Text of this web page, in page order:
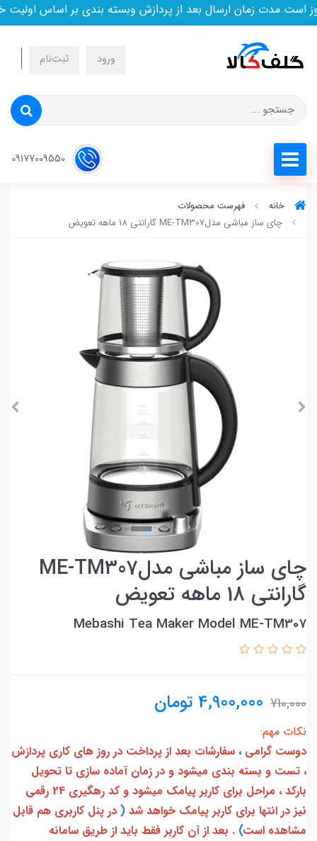
زمان ارسال بعد از پردازش وبسته بندی بر اساس اولیت
ورود ثبت‌نام
خانه
فهرست محصولات
چای ساز مباشی مدلME-TM307 گارانتی 18 ماهه تعویض
چای ساز مباشی مدلME-TM307
گارانتی 18 ماهه تعویض
Mebashi Tea Maker Model ME-TM307
710,000
4,900,000 تومان
نکات مهم:
دوست گرامی ، سفارشات بعد از پرداخت در روز های کاری پردازش
، تست و بسته بندی میشود و در زمان آماده سازی تا تحویل
بارکد ، مراحل برای کاربر پیامک میشود و کد رهگیری 24 رقمی
نیز در انتها برای کاربر پیامک خواهد شد ( در پنل کاربری هم قابل
مشاهده است) . بعد از آن کاربر فقط باید از طریق سامانه